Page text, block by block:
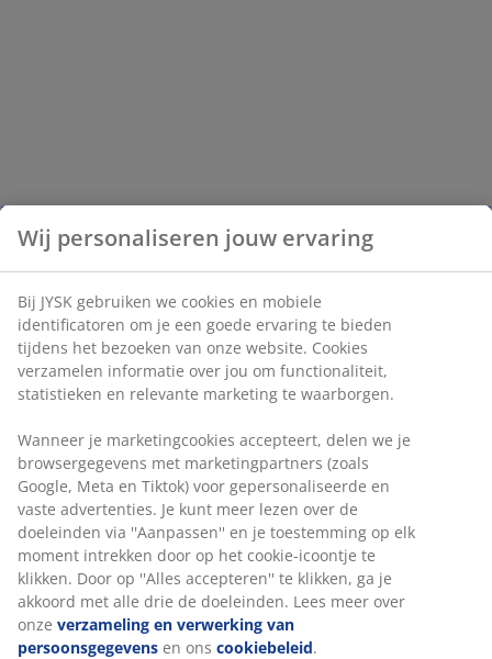
Wij personaliseren jouw ervaring
Bij JYSK gebruiken we cookies en mobiele
identificatoren om je een goede ervaring te bieden
tijdens het bezoeken van onze website. Cookies
verzamelen informatie over jou om functionaliteit,
statistieken en relevante marketing te waarborgen.
Wanneer je marketingcookies accepteert, delen we je
browsergegevens met marketingpartners (zoals
Google, Meta en Tiktok) voor gepersonaliseerde en
vaste advertenties. Je kunt meer lezen over de
doeleinden via ''Aanpassen'' en je toestemming op elk
moment intrekken door op het cookie-icoontje te
klikken. Door op ''Alles accepteren'' te klikken, ga je
akkoord met alle drie de doeleinden. Lees meer over
onze verzameling en verwerking van
persoonsgegevens en ons cookiebeleid.